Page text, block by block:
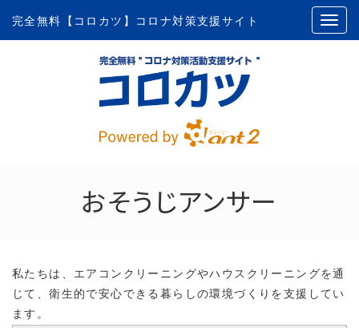
完全無料【コロカツ】コロナ対策支援サイト
おそうじアンサー
私たちは、エアコンクリーニングやハウスクリーニングを通
じて、衛生的で安心できる暮らしの環境づくりを支援してい
ます。